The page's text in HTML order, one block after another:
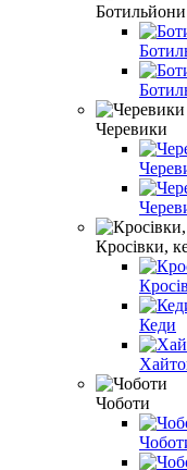
Ботильйони
Черевики
Кросівки,
Кеди
Чоботи